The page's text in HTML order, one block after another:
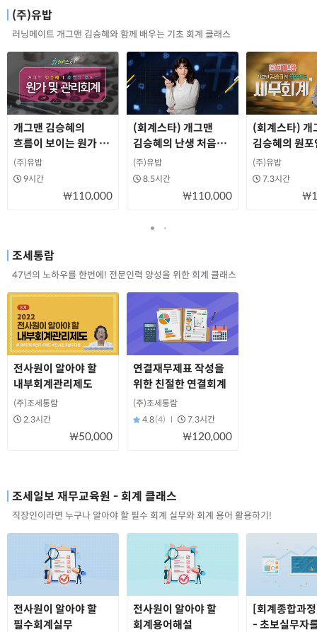
(주)유밥
러닝메이트 개그맨 김승혜와 함께 배우는 기초 회계 클래스
개그맨 김승혜의
흐름이 보이는 원가 및
관리회계
(주)유밥
9시간
₩110,000
(회계스타) 개그맨
김승혜의 난생 처음
재무회계
(주)유밥
8.5시간
₩110,000
(회계스타) 개
김승혜의 원포
세무회계
(주)유밥
7.3시간
조세통람
47년의 노하우를 한번에! 전문인력 양성을 위한 회계 클래스
전사원이 알아야 할
내부회계관리제도
(주)조세통람
2.3시간
₩50,000
연결재무제표 작성을
위한 친절한 연결회계
(주)조세통람
4.8(4) 7.3시간
₩120,000
조세일보 재무교육원 - 회계 클래스
직장인이라면 누구나 알아야 할 필수 회계 실무와 회계 용어 활용하기!
전사원이 알아야 할
필수회계실무
전사원이 알아야 할
회계용어해설
[회계종합과
- 초보실무자